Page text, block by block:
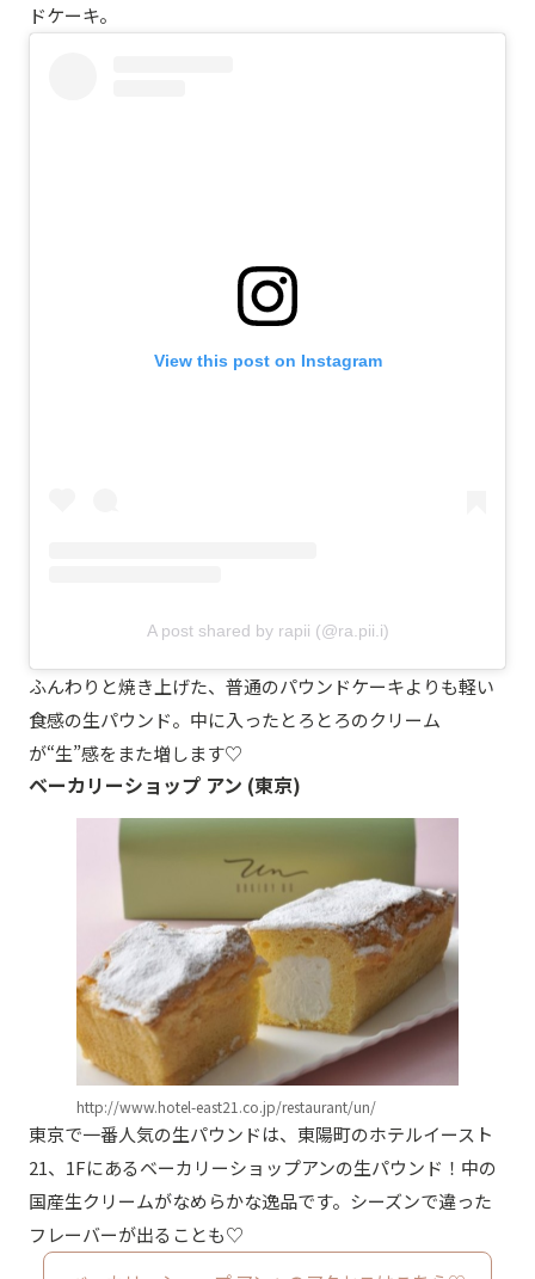
ドケーキ。
View this post on Instagram
A post shared by rapii (@ra.pii.i)
ふんわりと焼き上げた、普通のパウンドケーキよりも軽い
食感の生パウンド。中に入ったとろとろのクリーム
が“生”感をまた増します♡
ベーカリーショップ アン (東京)
http://www.hotel-east21.co.jp/restaurant/un/
東京で一番人気の生パウンドは、東陽町のホテルイースト
21、1Fにあるベーカリーショップアンの生パウンド！中の
国産生クリームがなめらかな逸品です。シーズンで違った
フレーバーが出ることも♡